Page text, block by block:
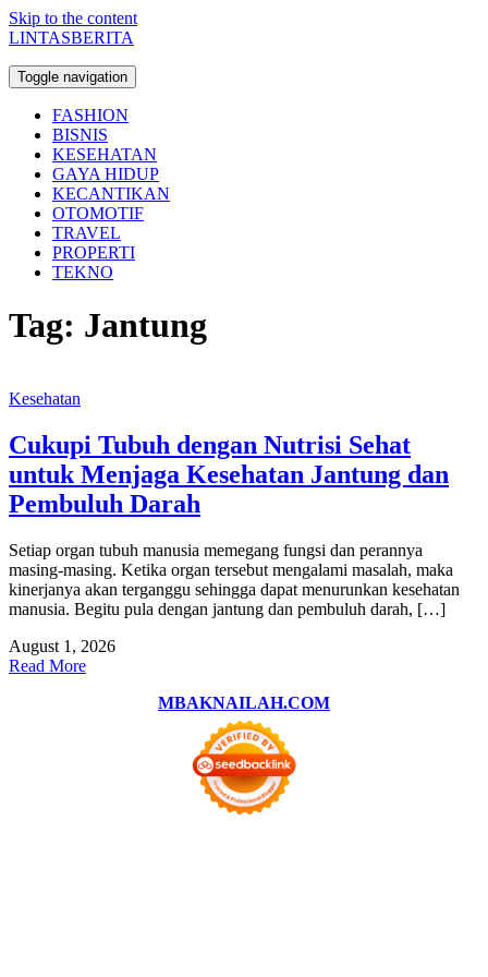
Skip to the content
LINTASBERITA
Toggle navigation
FASHION
BISNIS
KESEHATAN
GAYA HIDUP
KECANTIKAN
OTOMOTIF
TRAVEL
PROPERTI
TEKNO
Tag: Jantung
Kesehatan
Cukupi Tubuh dengan Nutrisi Sehat
untuk Menjaga Kesehatan Jantung dan
Pembuluh Darah
Setiap organ tubuh manusia memegang fungsi dan perannya
masing-masing. Ketika organ tersebut mengalami masalah, maka
kinerjanya akan terganggu sehingga dapat menurunkan kesehatan
manusia. Begitu pula dengan jantung dan pembuluh darah, […]
August 1, 2026
Read More
MBAKNAILAH.COM